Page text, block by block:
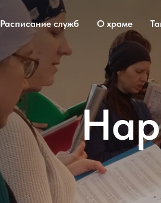
Расписание служб О храме